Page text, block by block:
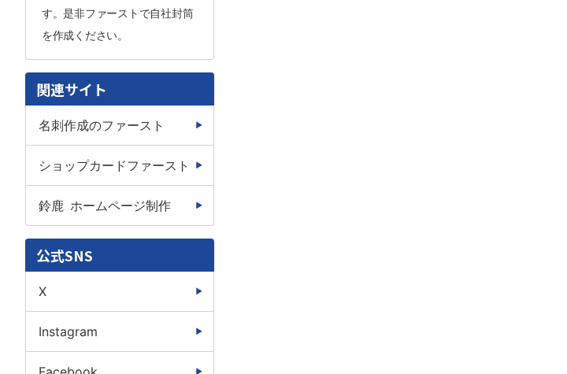
す。是非ファーストで自社封筒
を作成ください。
関連サイト
名刺作成のファースト
ショップカードファースト
鈴鹿 ホームページ制作
公式SNS
X
Instagram